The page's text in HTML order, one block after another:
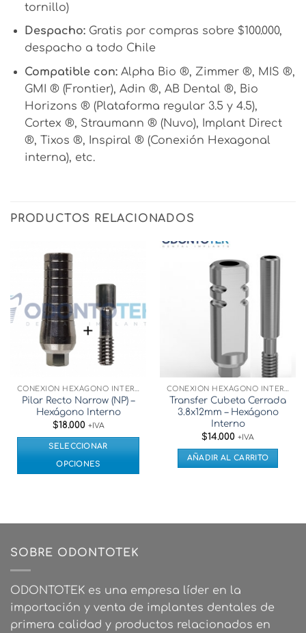
tornillo)
Despacho:Gratis por compras sobre $100.000,
despacho a todo Chile
Compatible con:Alpha Bio ®, Zimmer ®, MIS ®,
GMI ® (Frontier), Adin ®, AB Dental ®, Bio
Horizons ® (Plataforma regular 3.5 y 4.5),
Cortex ®, Straumann ® (Nuvo), Implant Direct
®, Tixos ®, Inspiral ® (Conexión Hexagonal
interna), etc.
PRODUCTOS RELACIONADOS
Pilar Recto Narrow (NP) –
Hexágono Interno
$18.000 +IVA
SELECCIONAR
OPCIONES
múltiples
Las
pueden
elegir
en
Transfer Cubeta Cerrada
3.8x12mm – Hexágono
Interno
$14.000 +IVA
AÑADIR AL CARRITO
SOBRE ODONTOTEK
ODONTOTEK es una empresa líder en la
importación y venta de implantes dentales de
primera calidad y productos relacionados en